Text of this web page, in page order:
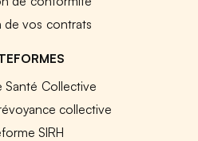
de vos contrats
Santé Collective
collective
SIRH